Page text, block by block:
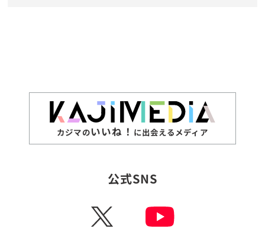
カジマのいいね！ に出会えるメディア
公式SNS
X